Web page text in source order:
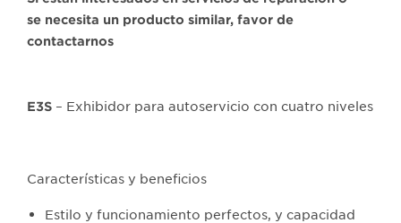
se necesita un producto similar, favor de
contactarnos
E3S – Exhibidor para autoservicio con cuatro niveles
Características y beneficios
Estilo y funcionamiento perfectos, y capacidad